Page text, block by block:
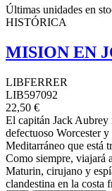
Últimas unidades en
HISTÓRICA
MISION EN
LIBFERRER
LIB597092
22,50 €
El capitán Jack Aubrey
defectuoso Worcester
Meditarráneo que está
Como siempre, viajará
Maturin, cirujano y
clandestina en la costa